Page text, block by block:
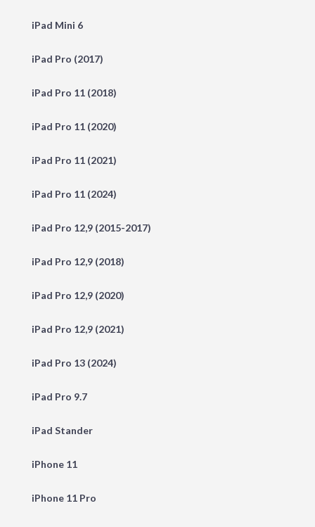
iPad Mini 6
iPad Pro (2017)
iPad Pro 11 (2018)
iPad Pro 11 (2020)
iPad Pro 11 (2021)
iPad Pro 11 (2024)
iPad Pro 12,9 (2015-2017)
iPad Pro 12,9 (2018)
iPad Pro 12,9 (2020)
iPad Pro 12,9 (2021)
iPad Pro 13 (2024)
iPad Pro 9.7
iPad Stander
iPhone 11
iPhone 11 Pro